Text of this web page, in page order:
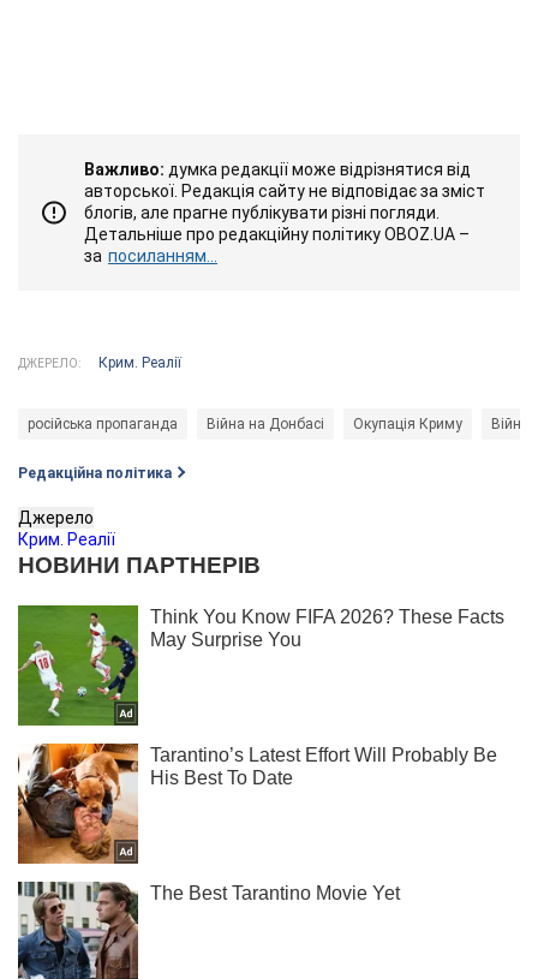
Важливо: думка редакції може відрізнятися від
авторської. Редакція сайту не відповідає за зміст
блогів, але прагне публікувати різні погляди.
Детальніше про редакційну політику OBOZ.UA –
за посиланням...
ДЖЕРЕЛО: Крим. Реалії
російська пропаганда Війна на Донбасі Окупація Криму Війна
Редакційна політика
Джерело
Крим. Реалії